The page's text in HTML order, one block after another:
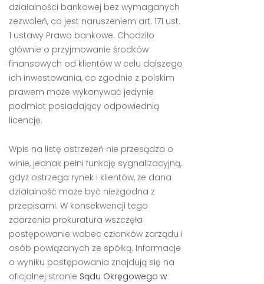
działalności bankowej bez wymaganych
zezwoleń, co jest naruszeniem art. 171 ust.
1 ustawy Prawo bankowe. Chodziło
głównie o przyjmowanie środków
finansowych od klientów w celu dalszego
ich inwestowania, co zgodnie z polskim
prawem może wykonywać jedynie
podmiot posiadający odpowiednią
licencję.
Wpis na listę ostrzeżeń nie przesądza o
winie, jednak pełni funkcję sygnalizacyjną,
gdyż ostrzega rynek i klientów, że dana
działalność może być niezgodna z
przepisami. W konsekwencji tego
zdarzenia prokuratura wszczęła
postępowanie wobec członków zarządu i
osób powiązanych ze spółką. Informacje
o wyniku postępowania znajdują się na
oficjalnej stronie Sądu Okręgowego w